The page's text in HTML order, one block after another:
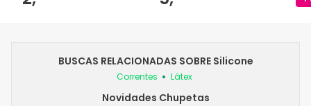
BUSCAS RELACIONADAS SOBRE Silicone
Correntes Látex
Novidades Chupetas